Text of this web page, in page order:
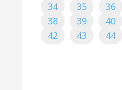
34
35 36
38
39 40
42
43 44